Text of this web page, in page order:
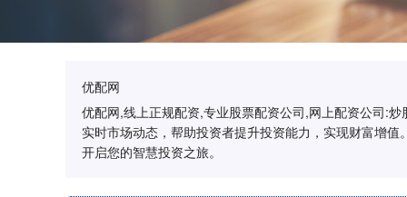
优配网
优配网,线上正规配资,专业股票配资公司,网上配资公司:
实时市场动态，帮助投资者提升投资能力，实现财富增
开启您的智慧投资之旅。